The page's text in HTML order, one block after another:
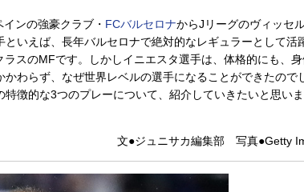
ンの強豪クラブ・ FCバルセロナからJリーグのヴィッセ
といえば、長年バルセロナで絶対的なレギュラーとして活
スのMFです。しかしイニエスタ選手は、体格的にも、
わらず、なぜ世界レベルの選手になることができたので
徴的な3つのプレーについて、紹介していきたいと思いま
文●ジュニサカ編集部 写真●Getty